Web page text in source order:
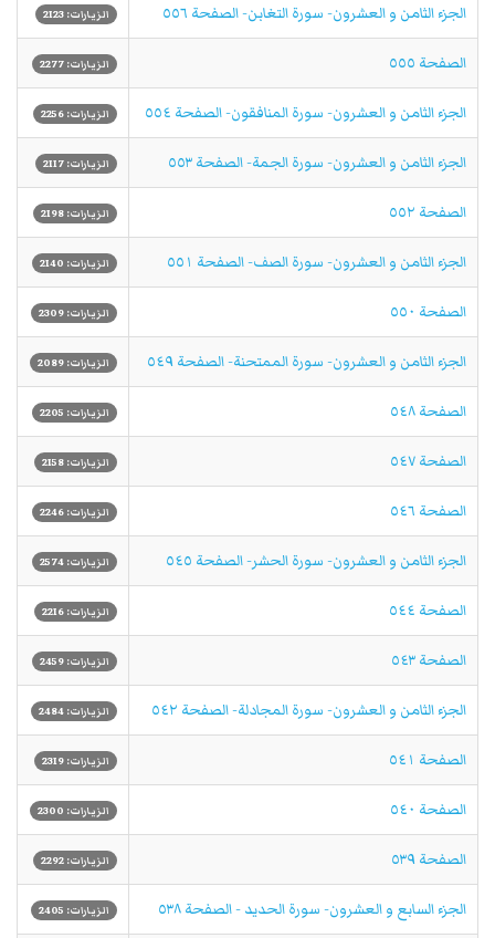
الجزء الثامن و العشرون- سورة التغابن- الصفحة ٥٥٦ الزيارات: 2123
الصفحة ٥٥٥ الزيارات: 2277
الجزء الثامن و العشرون- سورة المنافقون- الصفحة ٥٥٤ الزيارات: 2256
الجزء الثامن و العشرون- سورة الجمة- الصفحة ٥٥٣ الزيارات: 2117
الصفحة ٥٥٢ الزيارات: 2198
الجزء الثامن و العشرون- سورة الصف- الصفحة ٥٥١ الزيارات: 2140
الصفحة ٥٥٠ الزيارات: 2309
الجزء الثامن و العشرون- سورة الممتحنة- الصفحة ٥٤٩ الزيارات: 2089
الصفحة ٥٤٨ الزيارات: 2205
الصفحة ٥٤٧ الزيارات: 2158
الصفحة ٥٤٦ الزيارات: 2246
الجزء الثامن و العشرون- سورة الحشر- الصفحة ٥٤٥ الزيارات: 2574
الصفحة ٥٤٤ الزيارات: 2216
الصفحة ٥٤٣ الزيارات: 2459
الجزء الثامن و العشرون- سورة المجادلة- الصفحة ٥٤٢ الزيارات: 2484
الصفحة ٥٤١ الزيارات: 2319
الصفحة ٥٤٠ الزيارات: 2300
الصفحة ٥٣٩ الزيارات: 2292
الجزء السابع و العشرون- سورة الحديد - الصفحة ٥٣٨ الزيارات: 2405